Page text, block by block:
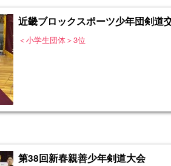
近畿ブロックスポーツ少年団剣道
＜小学生団体＞3位
第38回新春親善少年剣道大会